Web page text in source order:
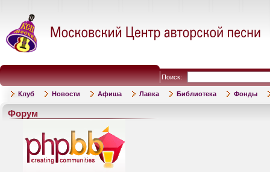
Поиск:
Клуб Новости Афиша Лавка Библиотека Фонды
Форум